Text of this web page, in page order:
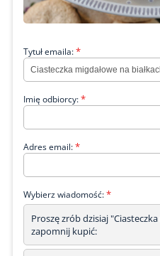
Tytuł emaila:*
Imię odbiorcy:*
Adres email:*
Wybierz wiadomość:*
Proszę zrób dzisiaj
zapomnij kupić: